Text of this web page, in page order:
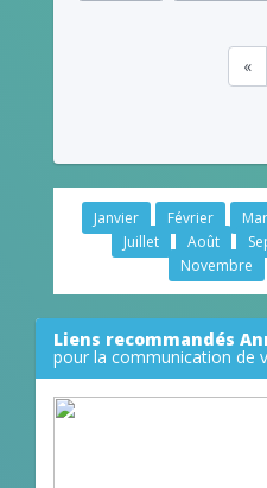
«
Janvier Février
Juillet
Août
Novembre
Liens recommandés
pour la communication de